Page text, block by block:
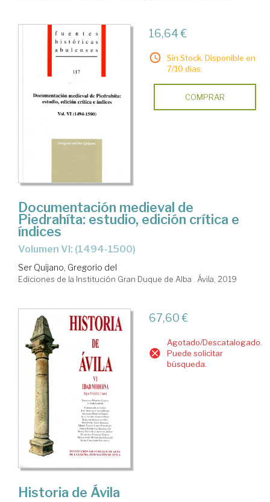
16,64 €
Sin Stock. Disponible en
7/10 días.
COMPRAR
Documentación medieval de
Piedrahíta: estudio, edición crítica e
índices
Volumen VI: (1494-1500)
Ser Quijano, Gregorio del
Ediciones de la Institución Gran Duque de Alba . Ávila, 2019
67,60 €
Agotado/Descatalogado.
Puede solicitar
búsqueda.
Historia de Ávila